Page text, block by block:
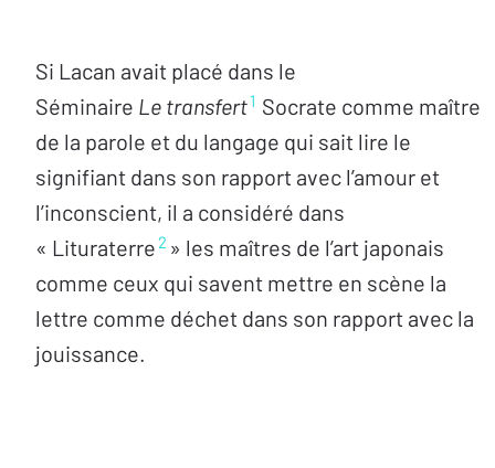
Si Lacan avait placé dans le
Séminaire Le transfert1 Socrate comme maître
de la parole et du langage qui sait lire le
signifiant dans son rapport avec l’amour et
l’inconscient, il a considéré dans
« Lituraterre 2 » les maîtres de l’art japonais
comme ceux qui savent mettre en scène la
lettre comme déchet dans son rapport avec la
jouissance.